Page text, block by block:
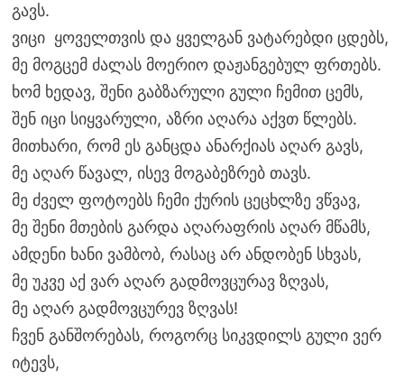
გავს.
ვიცი ყოველთვის და ყველგან ვატარებდი ცდებს,
მე მოგცემ ძალას მოერიო დაჟანგებულ ფრთებს.
ხომ ხედავ, შენი გაბზარული გული ჩემით ცემს,
შენ იცი სიყვარული, აზრი აღარა აქვთ წლებს.
მითხარი, რომ ეს განცდა ანარქიას აღარ გავს,
მე აღარ წავალ, ისევ მოგაბეზრებ თავს.
მე ძველ ფოტოებს ჩემი ქურის ცეცხლზე ვწვავ,
მე შენი მთების გარდა აღარაფრის აღარ მწამს,
ამდენი ხანი ვამბობ, რასაც არ ანდობენ სხვას,
მე უკვე აქ ვარ აღარ გადმოვცურავ ზღვას,
მე აღარ გადმოვცურევ ზღვას!
ჩვენ განშორებას, როგორც სიკვდილს გული ვერ
იტევს,